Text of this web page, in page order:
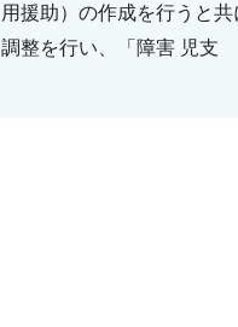
用援助）の作成を行うと
調整を行い、「障害 児支